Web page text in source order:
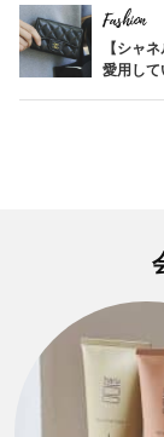
Fashion
【シャ
愛用して